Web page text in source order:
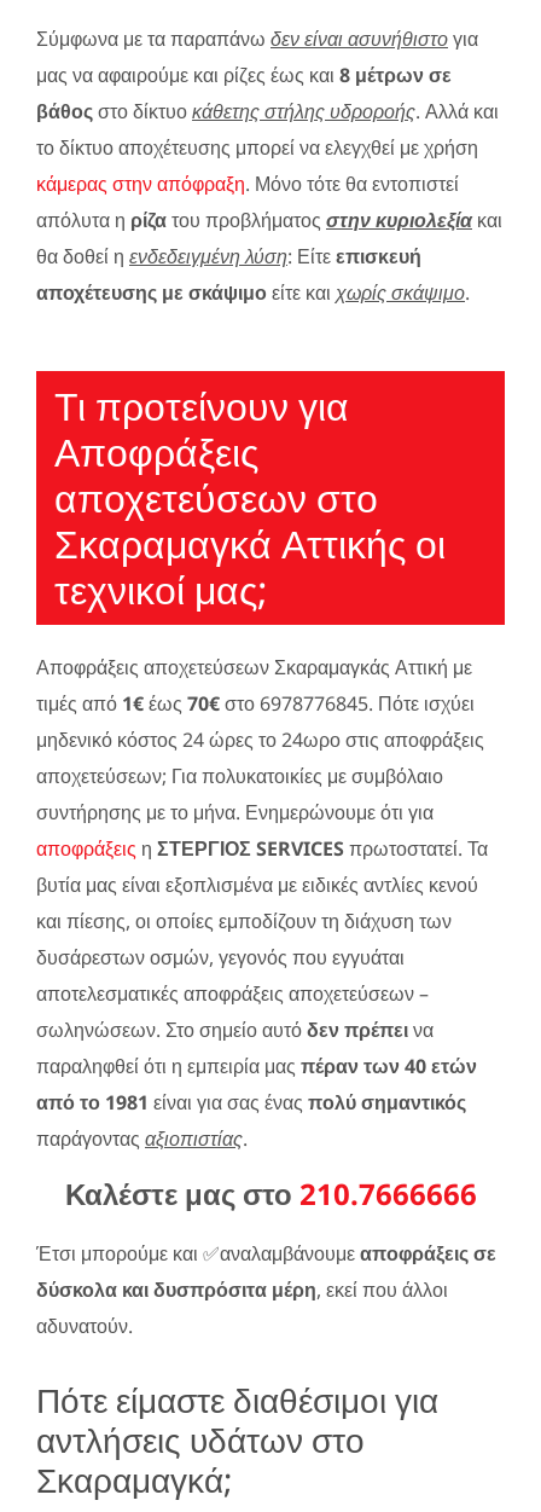
Σύμφωνα με τα παραπάνω δεν είναι ασυνήθιστογια
μας να αφαιρούμε και ρίζες έως και 8 μέτρων σε
βάθοςστο δίκτυοκάθετης στήλης υδροροής. Αλλά και
το δίκτυο αποχέτευσης μπορεί να ελεγχθεί με χρήση
κάμερας στην απόφραξη. Μόνο τότε θα εντοπιστεί
απόλυτα η ρίζατου προβλήματος στην κυριολεξίακαι
θα δοθεί η ενδεδειγμένη λύση: Είτεεπισκευή
αποχέτευσης με σκάψιμοείτε και χωρίς σκάψιμο.
Τι προτείνουν για
Αποφράξεις
αποχετεύσεων στο
Σκαραμαγκά Αττικής οι
τεχνικοί μας;
Αποφράξεις αποχετεύσεων Σκαραμαγκάς Αττική με
τιμές από 1€έως 70€στο 6978776845. Πότε ισχύει
μηδενικό κόστος 24 ώρες το 24ωρο στις αποφράξεις
αποχετεύσεων; Για πολυκατοικίες με συμβόλαιο
συντήρησης με το μήνα. Ενημερώνουμε ότι για
αποφράξεις η ΣΤΕΡΓΙΟΣ SERVICES πρωτοστατεί. Τα
βυτία μας είναι εξοπλισμένα με ειδικές αντλίες κενού
και πίεσης, οι οποίες εμποδίζουν τη διάχυση των
δυσάρεστων οσμών, γεγονός που εγγυάται
αποτελεσματικές αποφράξεις αποχετεύσεων –
σωληνώσεων. Στο σημείο αυτόδεν πρέπεινα
παραληφθεί ότι η εμπειρία μας πέραν των 40 ετών
από το 1981 είναι για σας ένας πολύ σημαντικός
παράγοντας αξιοπιστίας.
Καλέστε μας στο 210.7666666
Έτσι μπορούμε και ✅αναλαμβάνουμεαποφράξεις σε
δύσκολα και δυσπρόσιτα μέρη, εκεί που άλλοι
αδυνατούν.
Πότε είμαστε διαθέσιμοι για
αντλήσεις υδάτων στο
Σκαραμαγκά;